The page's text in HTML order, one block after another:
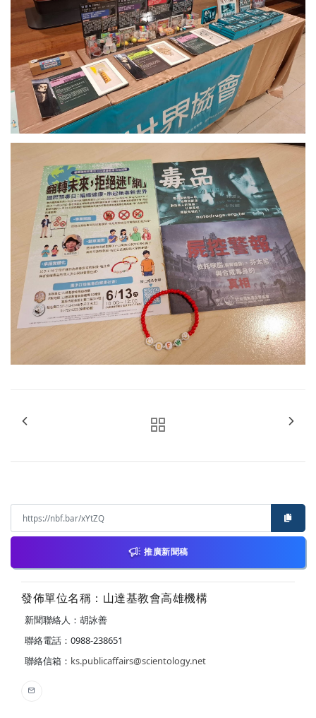
推廣新聞稿
發佈單位名稱：山達基教會高雄機構
新聞聯絡人：胡詠善
聯絡電話：0988-238651
聯絡信箱： ks.publicaffairs@scientology.net